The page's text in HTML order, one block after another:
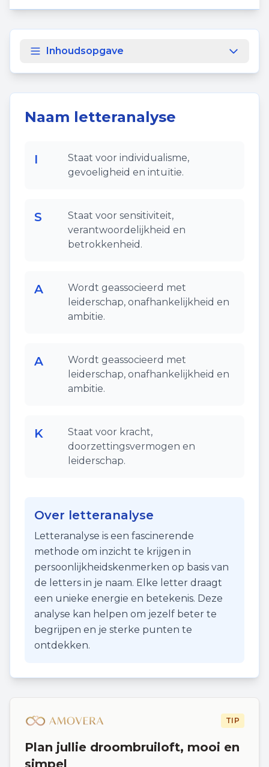
Inhoudsopgave
Naam letteranalyse
I
Staat voor individualisme,
gevoeligheid en intuïtie.
S
Staat voor sensitiviteit,
verantwoordelijkheid en
betrokkenheid.
A
Wordt geassocieerd met
leiderschap, onafhankelijkheid en
ambitie.
A
Wordt geassocieerd met
leiderschap, onafhankelijkheid en
ambitie.
K
Staat voor kracht,
doorzettingsvermogen en
leiderschap.
Over letteranalyse
Letteranalyse is een fascinerende
methode om inzicht te krijgen in
persoonlijkheidskenmerken op basis van
de letters in je naam. Elke letter draagt
een unieke energie en betekenis. Deze
analyse kan helpen om jezelf beter te
begrijpen en je sterke punten te
ontdekken.
TIP
Plan jullie droombruiloft, mooi en
simpel